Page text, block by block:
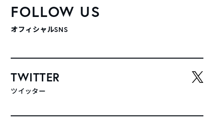
FOLLOW US
オフィシャルSNS
TWITTER
ツイッター